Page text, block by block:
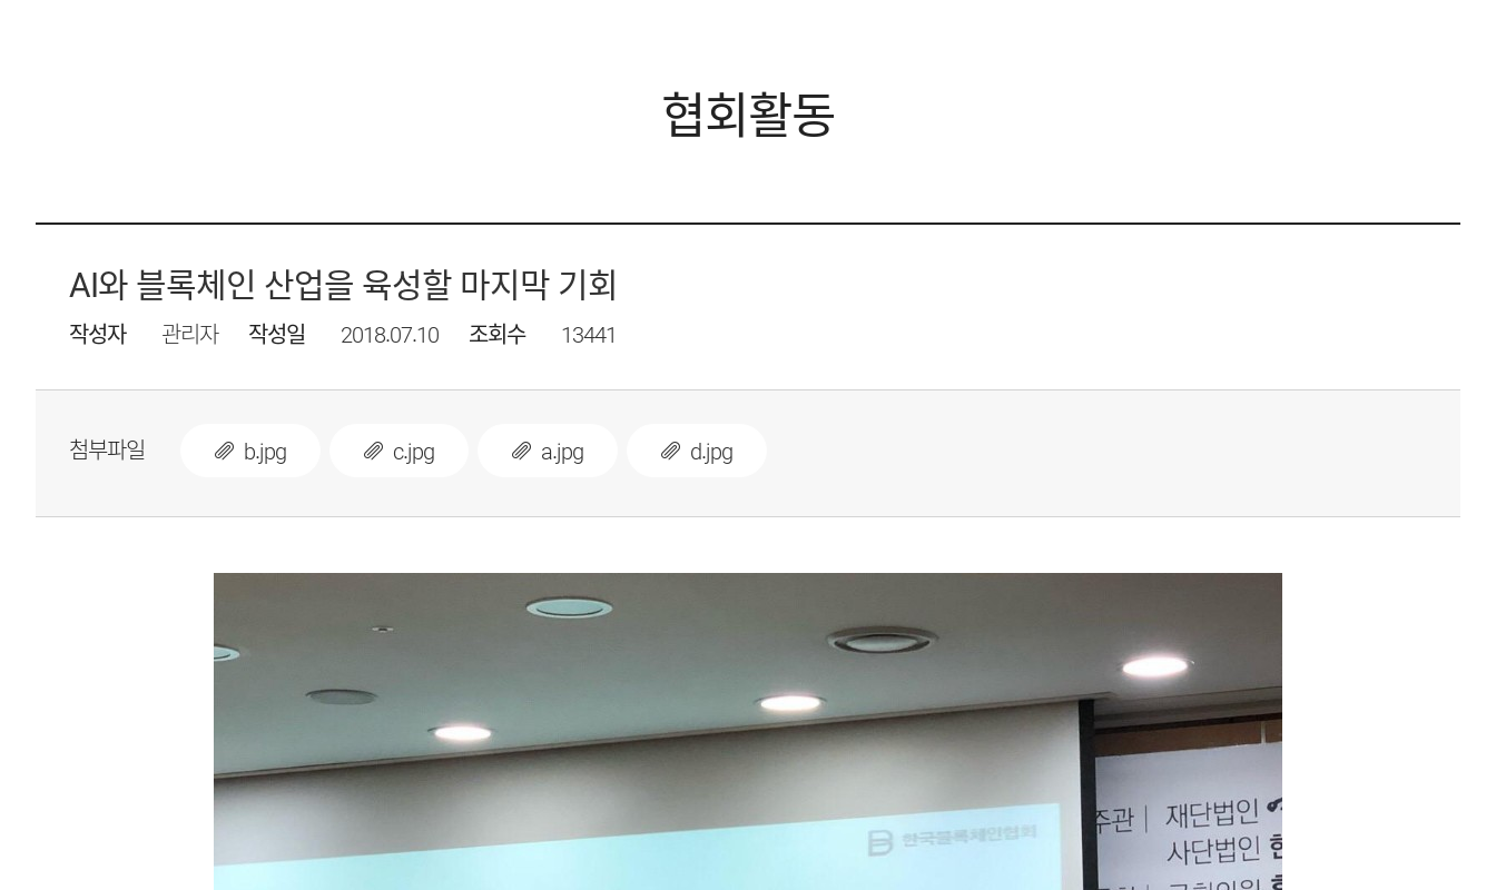
협회활동
AI와 블록체인 산업을 육성할 마지막 기회
작성자 관리자 작성일 2018.07.10 조회수 13441
첨부파일 b.jpg c.jpg a.jpg d.jpg